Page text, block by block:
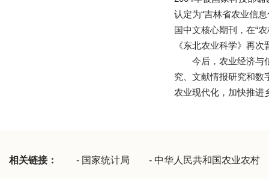
认定为“吉林省农业信
国中文核心期刊，在“
《东北农业科学》再
今后，农业经济与
究、文献情报研究和数
农业现代化，加快推进
相关链接： - 国家统计局 - 中华人民共和国农业农村